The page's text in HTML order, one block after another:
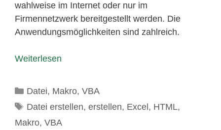
wahlweise im Internet oder nur im
Firmennetzwerk bereitgestellt werden. Die
Anwendungsmöglichkeiten sind zahlreich.
Weiterlesen
Kategorien
Datei, Makro, VBA
Schlagwörter
Datei erstellen, erstellen, Excel , HTML,
Makro, VBA